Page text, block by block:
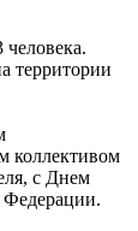
человека.
территории
коллективом
с Днем
Федерации.